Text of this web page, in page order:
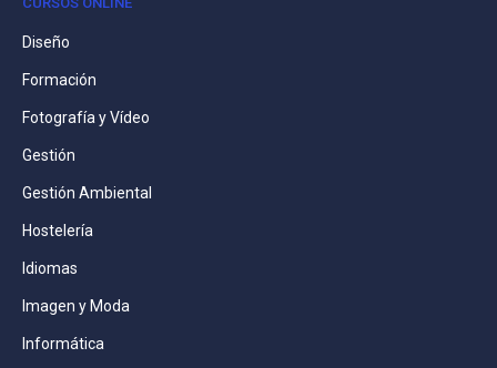
Diseño
Formación
Fotografía y Vídeo
Gestión
Gestión Ambiental
Hostelería
Idiomas
Imagen y Moda
Informática